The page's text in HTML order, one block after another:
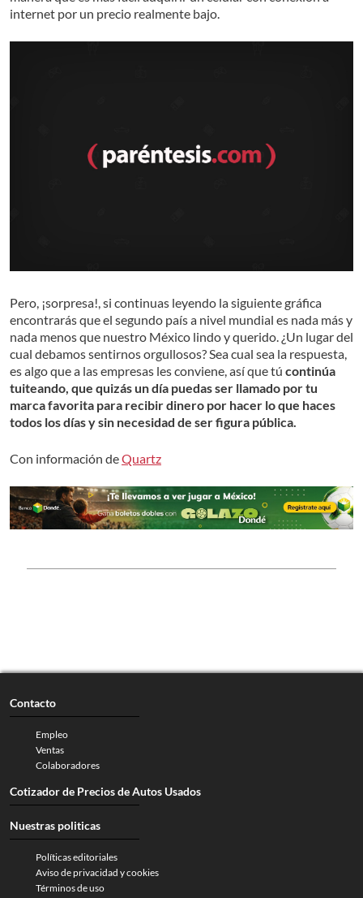
internet por un precio realmente bajo.
Pero, ¡sorpresa!, si continuas leyendo la siguiente gráfica
encontrarás que el segundo país a nivel mundial es nada más y
nada menos que nuestro México lindo y querido. ¿Un lugar del
cual debamos sentirnos orgullosos? Sea cual sea la respuesta,
es algo que a las empresas les conviene, así que tú continúa
tuiteando, que quizás un día puedas ser llamado por tu
marca favorita para recibir dinero por hacer lo que haces
todos los días y sin necesidad de ser figura pública.
Con información deQuartz
Contacto
Empleo
Ventas
Colaboradores
Cotizador de Precios de Autos Usados
Nuestras politicas
Políticas editoriales
Aviso de privacidad y cookies
Términos de uso